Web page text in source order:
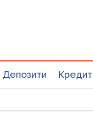
Депозити